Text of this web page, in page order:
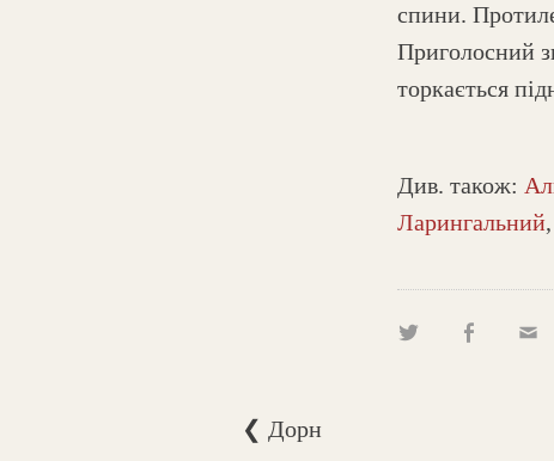
спини.
Приголосний
торкається
Див. також:
Ларингальний,
❮ Дорн